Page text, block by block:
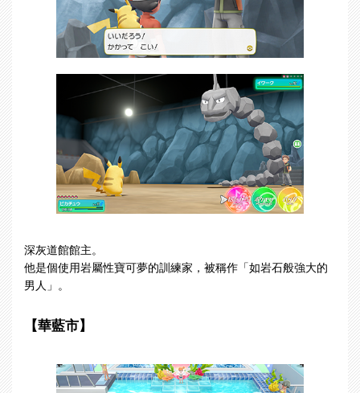
深灰道館館主。
他是個使用岩屬性寶可夢的訓練家，被稱作「如岩石般強大的
男人」。
【華藍市】